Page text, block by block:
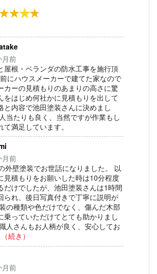
月前
屋根・ベランダの防水工事を施行頂
にハウスメーカーで建てた家なので
カーの見積もりのあまりの高さに驚
をはじめ何社かに見積もりを出して
と内容で池田塗装さんに決めまし
当たりも良く、当然ですが作業もし
満足しています。
月前
外壁塗装でお世話になりました。
以
見積もりをお願いした時は10分程度
だけでしたが、池田塗装さんは1時間
られ、後日写真付きで丁寧に説明が
の種類や色だけでなく、傷んだ木部
乗っていただけてとても助かりまし
人さんもお人柄が良く、安心してお
続き）
月前